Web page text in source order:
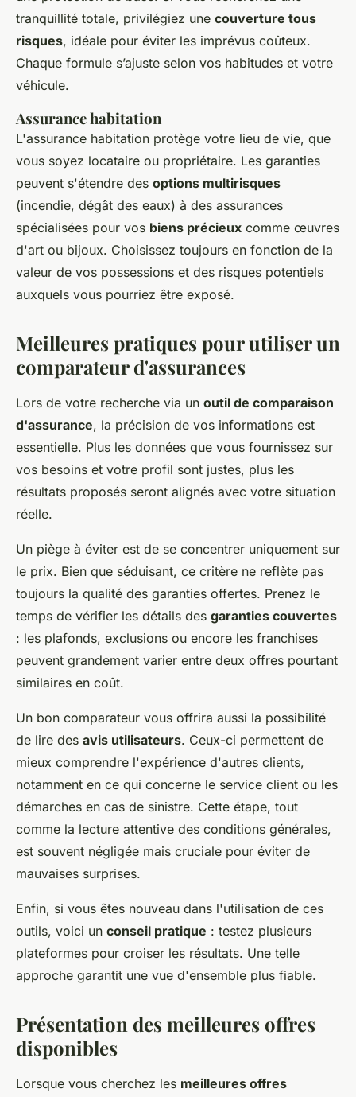
tranquillité totale, privilégiez une couverture tous
risques, idéale pour éviter les imprévus coûteux.
Chaque formule s’ajuste selon vos habitudes et votre
véhicule.
Assurance habitation
L'assurance habitation protège votre lieu de vie, que
vous soyez locataire ou propriétaire. Les garanties
peuvent s'étendre des options multirisques
(incendie, dégât des eaux) à des assurances
spécialisées pour vos biens précieux comme œuvres
d'art ou bijoux. Choisissez toujours en fonction de la
valeur de vos possessions et des risques potentiels
auxquels vous pourriez être exposé.
Meilleures pratiques pour utiliser un
comparateur d'assurances
Lors de votre recherche via un outil de comparaison
d'assurance, la précision de vos informations est
essentielle. Plus les données que vous fournissez sur
vos besoins et votre profil sont justes, plus les
résultats proposés seront alignés avec votre situation
réelle.
Un piège à éviter est de se concentrer uniquement sur
le prix. Bien que séduisant, ce critère ne reflète pas
toujours la qualité des garanties offertes. Prenez le
temps de vérifier les détails des garanties couvertes
: les plafonds, exclusions ou encore les franchises
peuvent grandement varier entre deux offres pourtant
similaires en coût.
Un bon comparateur vous offrira aussi la possibilité
de lire des avis utilisateurs. Ceux-ci permettent de
mieux comprendre l'expérience d'autres clients,
notamment en ce qui concerne le service client ou les
démarches en cas de sinistre. Cette étape, tout
comme la lecture attentive des conditions générales,
est souvent négligée mais cruciale pour éviter de
mauvaises surprises.
Enfin, si vous êtes nouveau dans l'utilisation de ces
outils, voici un conseil pratique : testez plusieurs
plateformes pour croiser les résultats. Une telle
approche garantit une vue d'ensemble plus fiable.
Présentation des meilleures offres
disponibles
Lorsque vous cherchez les meilleures offres